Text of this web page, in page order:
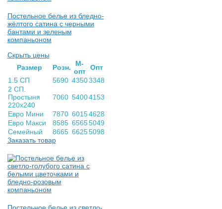
Постельное белье из бледно-
жёлтого сатина с черными
бантами и зеленым
компаньоном
Скрыть цены
Раз­мер
Розн.
М-
опт Опт
1.5 СП
5690 43503348
2 СП.
Простыня
220х240
7060 54004153
Евро Мини 7870 60154628
Евро Макси
8585 65655049
Семейный
8665 66255098
Заказать товар